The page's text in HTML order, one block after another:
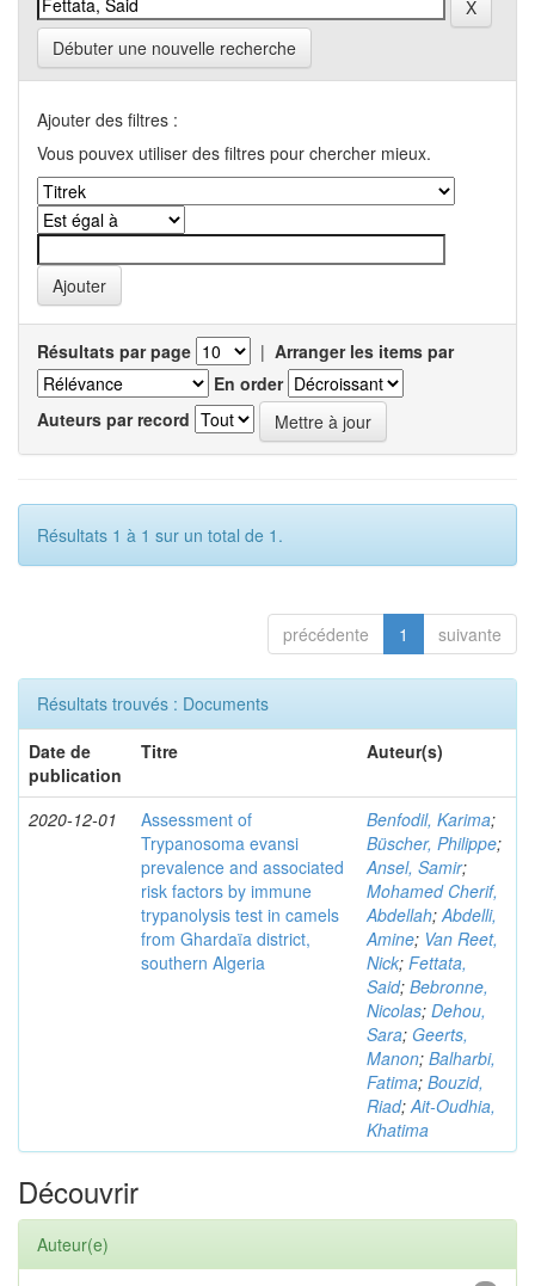
Débuter une nouvelle recherche
Ajouter des filtres :
Vous pouvex utiliser des filtres pour chercher mieux.
Résultats par page | Arranger les items par
En order
Auteurs par record
Résultats 1 à 1 sur un total de 1.
précédente 1 suivante
Résultats trouvés : Documents
Date de
publication
Titre Auteur(s)
2020-12-01
Assessment of
Trypanosoma evansi
prevalence and associated
risk factors by immune
trypanolysis test in camels
from Ghardaïa district,
southern Algeria
Benfodil, Karima;
Büscher, Philippe;
Ansel, Samir;
Mohamed Cherif,
Abdellah;Abdelli,
Amine; Van Reet,
Nick; Fettata,
Said; Bebronne,
Nicolas; Dehou,
Sara; Geerts,
Manon; Balharbi,
Fatima; Bouzid,
Riad;Ait-Oudhia,
Khatima
Découvrir
Auteur(e)